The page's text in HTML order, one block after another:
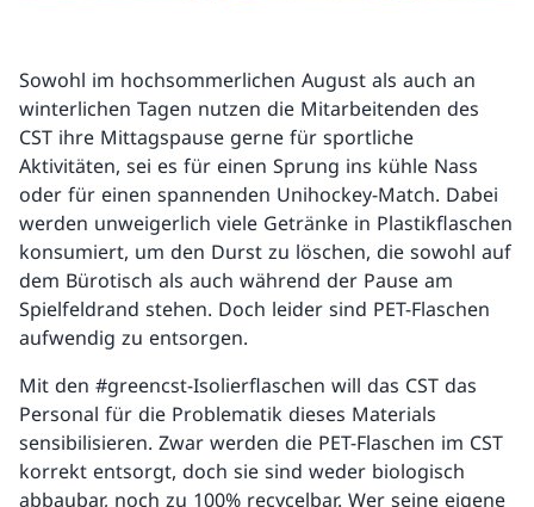
Sowohl im hochsommerlichen August als auch an
winterlichen Tagen nutzen die Mitarbeitenden des
CST ihre Mittagspause gerne für sportliche
Aktivitäten, sei es für einen Sprung ins kühle Nass
oder für einen spannenden Unihockey-Match. Dabei
werden unweigerlich viele Getränke in Plastikflaschen
konsumiert, um den Durst zu löschen, die sowohl auf
dem Bürotisch als auch während der Pause am
Spielfeldrand stehen. Doch leider sind PET-Flaschen
aufwendig zu entsorgen.
Mit den #greencst-Isolierflaschen will das CST das
Personal für die Problematik dieses Materials
sensibilisieren. Zwar werden die PET-Flaschen im CST
korrekt entsorgt, doch sie sind weder biologisch
abbaubar, noch zu 100% recycelbar. Wer seine eigene